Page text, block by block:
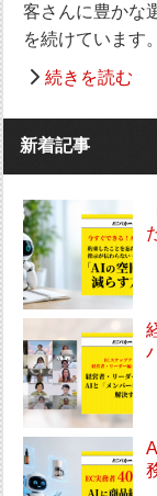
客さんに豊かな
を続けています。
続きを読む
新着記事